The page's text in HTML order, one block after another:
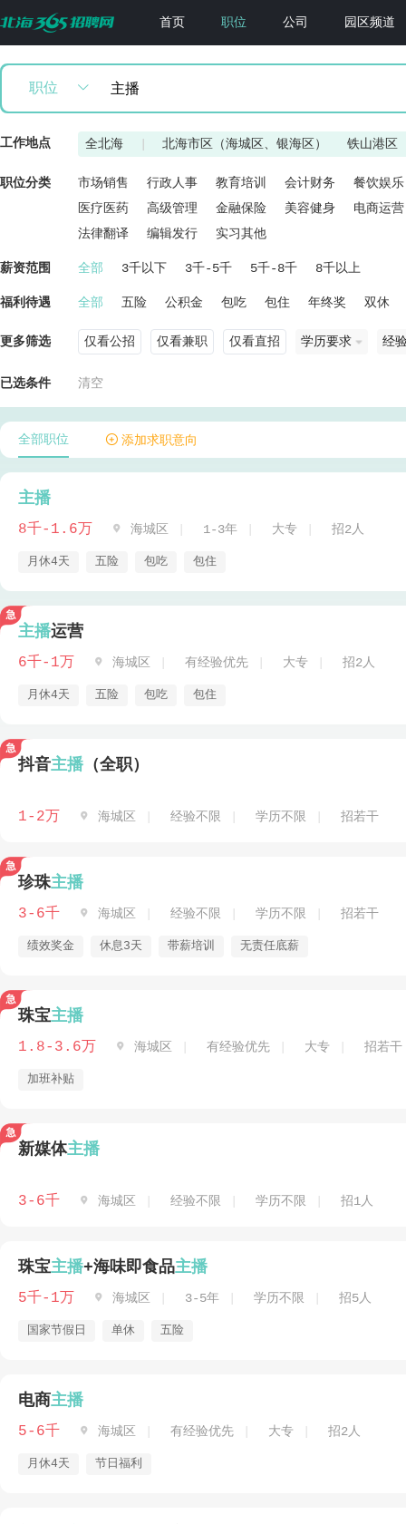
首页 职位 公司 园区频道
职位
工作地点 全北海 北海市区（海城区、银海区） 铁山港区
职位分类 市场销售 行政人事 教育培训 会计财务
餐饮娱乐
医疗医药
高级管理 金融保险 美容健身
电商运营
法律翻译
编辑发行 实习其他
薪资范围 全部 3千以下 3千-5千 5千-8千 8千以上
福利待遇 全部 五险 公积金 包吃 包住 年终奖 双休
更多筛选 仅看公招 仅看兼职 仅看直招 学历要求 经
已选条件 清空
全部职位  添加求职意向
主播
8千-1.6万  海城区 1-3年 大专 招2人
月休4天 五险 包吃 包住
主播运营
6千-1万  海城区 有经验优先 大专 招2人
月休4天 五险 包吃 包住
抖音主播 （全职）
1-2万  海城区 经验不限 学历不限 招若干
珍珠主播
3-6千  海城区 经验不限 学历不限 招若干
绩效奖金 休息3天 带薪培训 无责任底薪
珠宝主播
1.8-3.6万  海城区 有经验优先 大专 招若干
加班补贴
新媒体主播
3-6千  海城区 经验不限 学历不限 招1人
珠宝主播+海味即食品主播
5千-1万  海城区 3-5年 学历不限 招5人
国家节假日 单休 五险
电商主播
5-6千  海城区 有经验优先 大专 招2人
月休4天 节日福利